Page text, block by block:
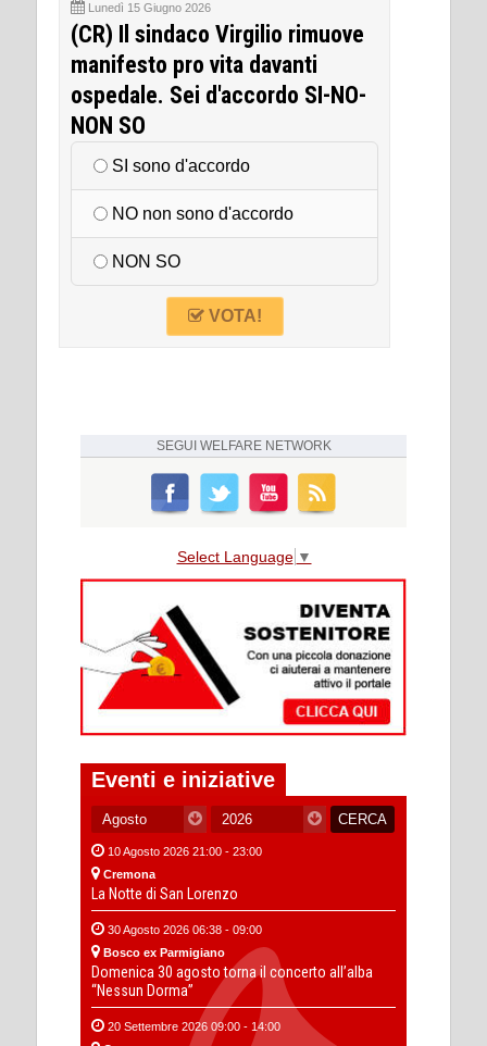
Lunedì 15 Giugno 2026
(CR) Il sindaco Virgilio rimuove
manifesto pro vita davanti
ospedale. Sei d'accordo SI-NO-
NON SO
SI sono d'accordo
NO non sono d'accordo
NON SO
VOTA!
SEGUI WELFARE NETWORK
Select Language ▼
Eventi e iniziative
10 Agosto 2026 21:00 - 23:00
Cremona
La Notte di San Lorenzo
30 Agosto 2026 06:38 - 09:00
Bosco ex Parmigiano
Domenica 30 agosto torna il concerto all’alba
“Nessun Dorma”
20 Settembre 2026 09:00 - 14:00